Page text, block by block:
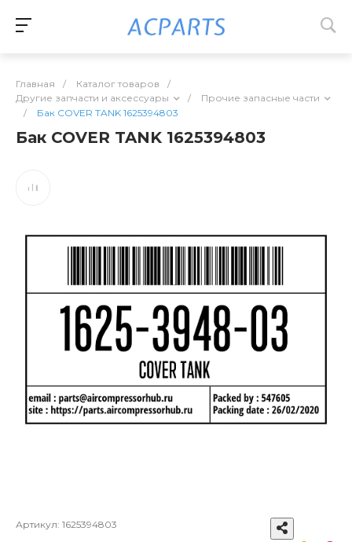
Главная / Каталог товаров
/
Другие запчасти и аксессуары
/
Прочие запасные части
/
Бак COVER TANK 1625394803
Бак COVER TANK 1625394803
Артикул: 1625394803